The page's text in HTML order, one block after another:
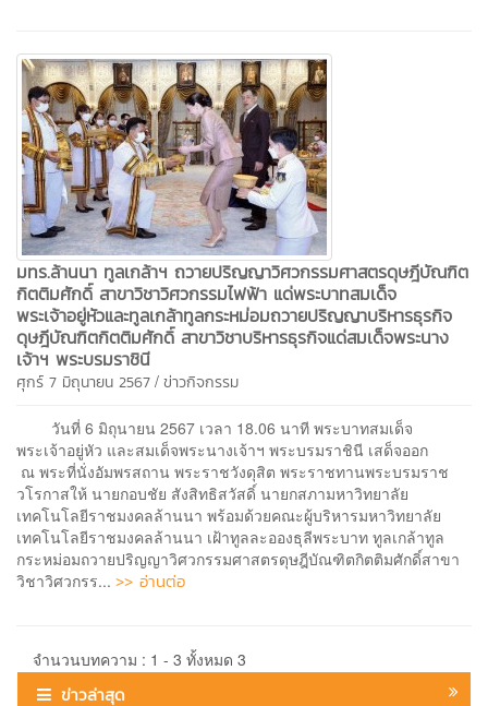
มทร.ล้านนา ทูลเกล้าฯ ถวายปริญญาวิศวกรรมศาสตรดุษฎีบัณฑิต
กิตติมศักดิ์ สาขาวิชาวิศวกรรมไฟฟ้า แด่พระบาทสมเด็จ
พระเจ้าอยู่หัวและทูลเกล้าทูลกระหม่อมถวายปริญญาบริหารธุรกิจ
ดุษฎีบัณฑิตกิตติมศักดิ์ สาขาวิชาบริหารธุรกิจแด่สมเด็จพระนาง
เจ้าฯ พระบรมราชินี
ศุกร์ 7 มิถุนายน 2567 / ข่าวกิจกรรม
วันที่ 6 มิถุนายน 2567 เวลา 18.06 นาที พระบาทสมเด็จ
พระเจ้าอยู่หัว และสมเด็จพระนางเจ้าฯ พระบรมราชินี เสด็จออก
ณ พระที่นั่งอัมพรสถาน พระราชวังดุสิต พระราชทานพระบรมราช
วโรกาสให้ นายกอบชัย สังสิทธิสวัสดิ์ นายกสภามหาวิทยาลัย
เทคโนโลยีราชมงคลล้านนา พร้อมด้วยคณะผู้บริหารมหาวิทยาลัย
เทคโนโลยีราชมงคลล้านนา เฝ้าทูลละอองธุลีพระบาท ทูลเกล้าทูล
กระหม่อมถวายปริญญาวิศวกรรมศาสตรดุษฎีบัณฑิตกิตติมศักดิ์สาขา
วิชาวิศวกรร... >> อ่านต่อ
จำนวนบทความ : 1 - 3 ทั้งหมด 3
ข่าวล่าสุด